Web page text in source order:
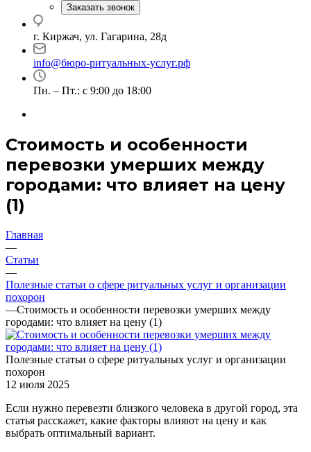
Заказать звонок
г. Киржач, ул. Гагарина, 28д
info@бюро-ритуальных-услуг.рф
Пн. – Пт.: с 9:00 до 18:00
Стоимость и особенности
перевозки умерших между
городами: что влияет на цену
(1)
Главная
—
Статьи
—
Полезные статьи о сфере ритуальных услуг и организации
похорон
—Стоимость и особенности перевозки умерших между
городами: что влияет на цену (1)
Полезные статьи о сфере ритуальных услуг и организации
похорон
12 июля 2025
Если нужно перевезти близкого человека в другой город, эта
статья расскажет, какие факторы влияют на цену и как
выбрать оптимальный вариант.